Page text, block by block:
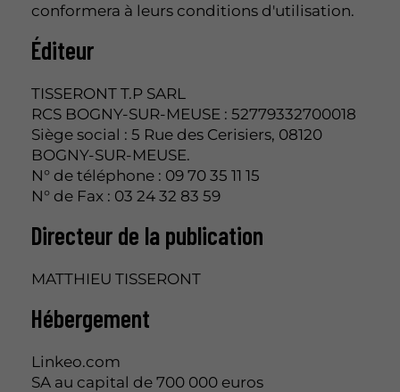
conformera à leurs conditions d'utilisation.
Éditeur
TISSERONT T.P SARL
RCS BOGNY-SUR-MEUSE : 52779332700018
Siège social : 5 Rue des Cerisiers, 08120
BOGNY-SUR-MEUSE.
N° de téléphone : 09 70 35 11 15
N° de Fax : 03 24 32 83 59
Directeur de la publication
MATTHIEU TISSERONT
Hébergement
Linkeo.com
SA au capital de 700 000 euros